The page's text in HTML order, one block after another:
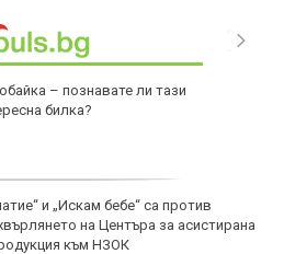
– познавате ли тази
билка?
и „Искам бебе“ са против
на Центъра за асистирана
към НЗОК